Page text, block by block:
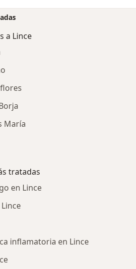
a Lince
María
tratadas
en Lince
inflamatoria en Lince